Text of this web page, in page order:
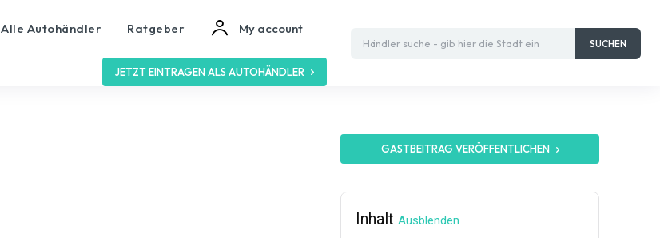
Alle Autohändler Ratgeber My account
JETZT EINTRAGEN ALS AUTOHÄNDLER
Händler suche - gib hier die Stadt ein SUCHEN
GASTBEITRAG VERÖFFENTLICHEN
Inhalt Ausblenden